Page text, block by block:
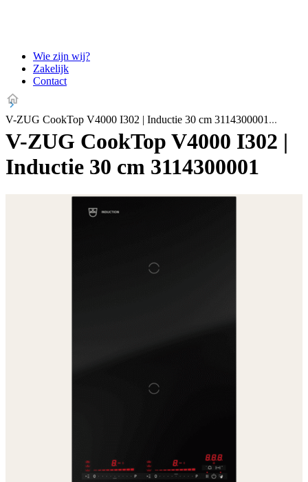
Wie zijn wij?
Zakelijk
Contact
V-ZUG CookTop V4000 I302 | Inductie 30 cm 3114300001
V-ZUG CookTop V4000 I302 |
Inductie 30 cm 3114300001